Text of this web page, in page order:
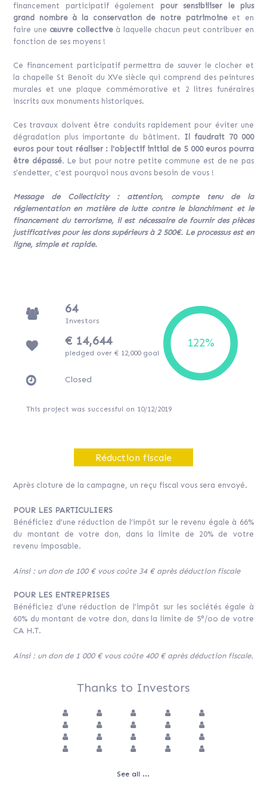
financement participatif également pour sensibiliser le plus
grand nombre à la conservation de notre patrimoineet en
faire une œuvre collectiveà laquelle chacun peut contribuer en
fonction de ses moyens !
Ce financement participatif permettra de sauver le clocher et
la chapelle St Benoît du XVe siècle qui comprend des peintures
murales et une plaque commémorative et 2 litres funéraires
inscrits aux monuments historiques.
Ces travaux doivent être conduits rapidement pour éviter une
dégradation plus importante du bâtiment. Il faudrait 70 000
euros pour tout réaliser : l'objectif initial de 5 000 euros pourra
être dépassé. Le but pour notre petite commune est de ne pas
s’endetter, c'est pourquoi nous avons besoin de vous !
Message de Collecticity : attention, compte tenu de la
réglementation en matière de lutte contre le blanchiment et le
financement du terrorisme, il est nécessaire de fournir des pièces
justificatives pour les dons supérieurs à 2 500€. Le processus est en
ligne, simple et rapide.
64
Investors
€ 14,644
pledged over € 12,000 goal
Closed
This project was successful on 10/12/2019
Réduction fiscale
Après cloture de la campagne, un reçu fiscal vous sera envoyé.
POUR LES PARTICULIERS
Bénéficiez d’une réduction de l’impôt sur le revenu égale à 66%
du montant de votre don, dans la limite de 20% de votre
revenu imposable.
Ainsi : un don de 100 € vous coûte 34 € après déduction fiscale
POUR LES ENTREPRISES
Bénéficiez d’une réduction de l’impôt sur les sociétés égale à
60% du montant de votre don, dans la limite de 5°/oo de votre
CA H.T.
Ainsi : un don de 1 000 € vous coûte 400 € après déduction fiscale.
Thanks to Investors
See all ...